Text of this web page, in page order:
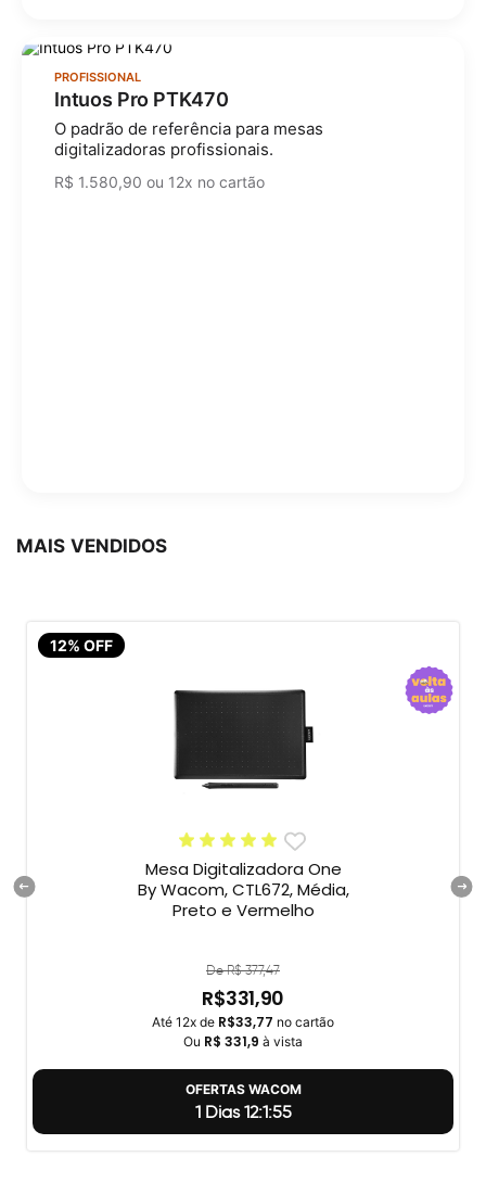
PROFISSIONAL
Intuos Pro PTK470
O padrão de referência para mesas
digitalizadoras profissionais.
R$ 1.580,90 ou 12x no cartão
MAIS VENDIDOS
12% OFF
Mesa Digitalizadora One
By Wacom, CTL672, Média,
Preto e Vermelho
De R$ 377,47
R$331,90
Até 12x de R$33,77 no cartão
Ou R$ 331,9 à vista
OFERTAS WACOM
1 Dias 12:1:54